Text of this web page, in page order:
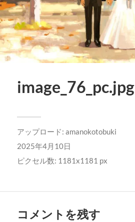
image_76_pc.jpg
アップロード: amanokotobuki
2025年4月10日
ピクセル数: 1181x1181 px
コメントを残す